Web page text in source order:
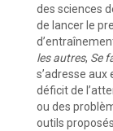
des sciences
de lancer le
les autres, Se
s’adresse
déficit de
ou des
outils